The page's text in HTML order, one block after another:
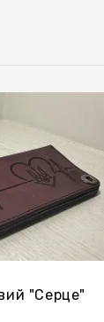
"серце"